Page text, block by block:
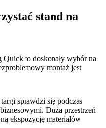
stand na
Quick to doskonały wybór na
montaż jest
targi sprawdzi się podczas
Duża przestrzeń
ekspozycję materiałów